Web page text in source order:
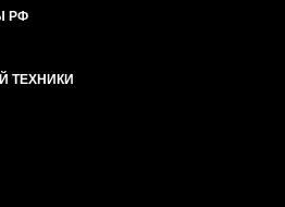
РФ
ТЕХНИКИ